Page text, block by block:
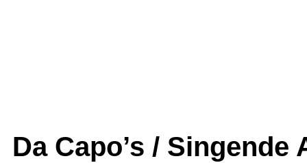
Da Capo’s / Singende